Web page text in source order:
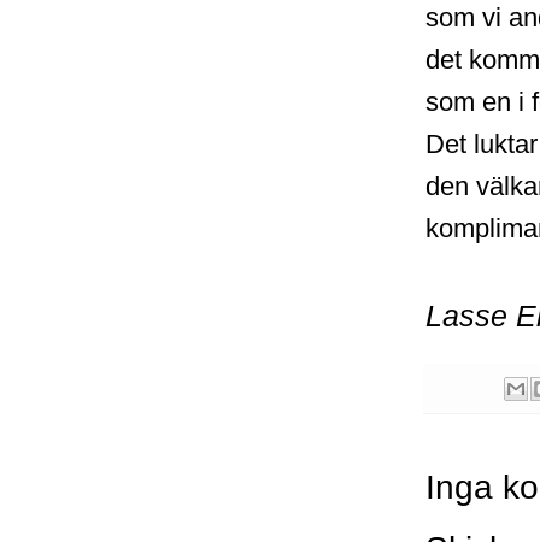
som vi
det
som en i
Det
den
Lasse
Inga